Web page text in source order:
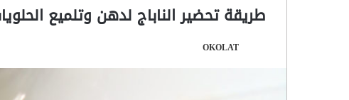
طريقة تحضير الناباج لدهن وتلميع
OKOLAT